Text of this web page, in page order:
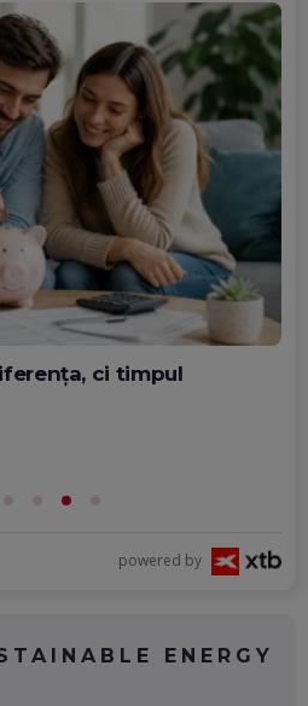
cerut insolvența: Ce
SPOTMEDIA.RO
în România:
va putea
marii consumatori
dacă e nevoie.
și spitalele nu vor fi
a făcut cel mai
din istoria
mutări făcute
negre”: Femei acuzate
ci timpul
powered by
ENERGY